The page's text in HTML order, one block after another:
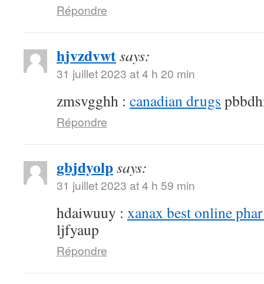
Répondre
hjvzdvwtsays:
31 juillet 2023 at 4 h 20 min
zmsvgghh : canadian drugs
Répondre
gbjdyolpsays:
31 juillet 2023 at 4 h 59 min
hdaiwuuy : xanax best online
ljfyaup
Répondre